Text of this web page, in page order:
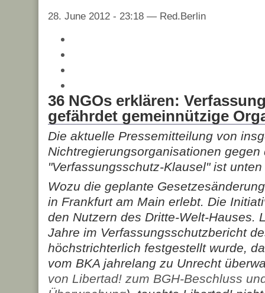
28. June 2012 - 23:18 — Red.Berlin
36 NGOs erklären:
gefährdet gemeinnützige
Die aktuelle Pressemitteilung von
Nichtregierungsorganisationen gegen
"Verfassungsschutz-Klausel" ist
Wozu die geplante
in Frankfurt am Main erlebt. Die
den Nutzern des Dritte-Welt-Hauses.
Jahre im Verfassungsschutzbericht
höchstrichterlich festgestellt wurde,
vom BKA jahrelang zu Unrecht
von Libertad! zum BGH-Beschluss